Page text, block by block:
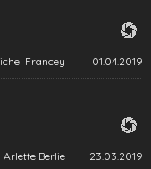
Francey 01.04.2019
Arlette Berlie 23.03.2019